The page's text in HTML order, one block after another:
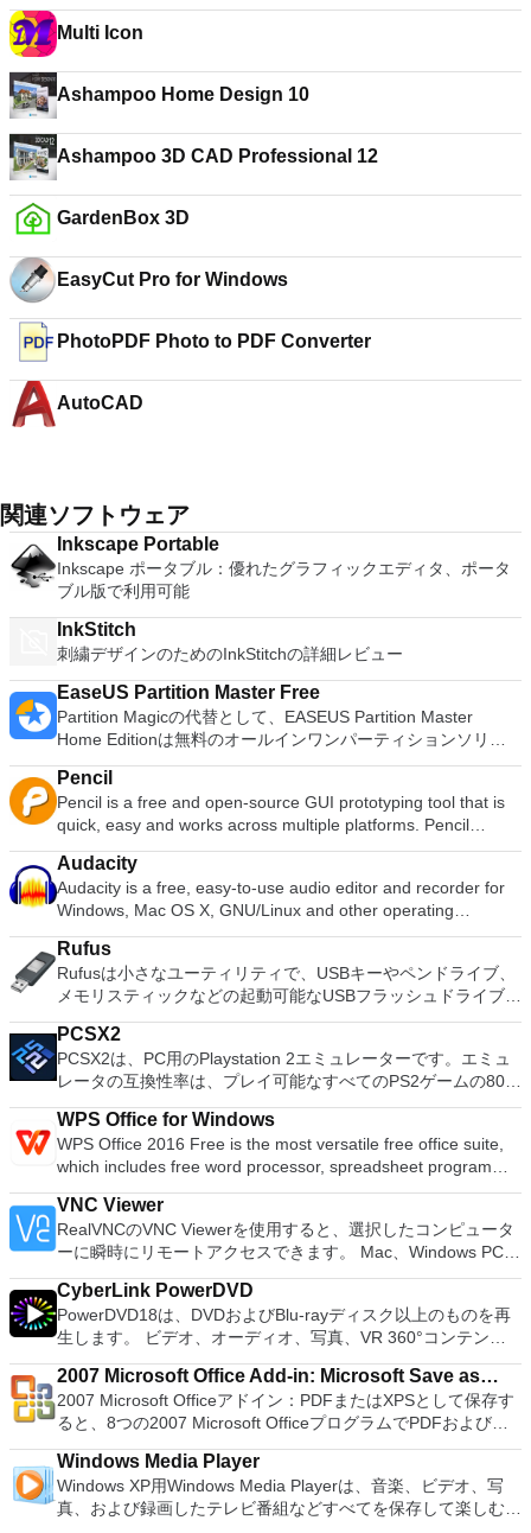
Multi Icon
Ashampoo Home Design 10
Ashampoo 3D CAD Professional 12
GardenBox 3D
EasyCut Pro for Windows
PhotoPDF Photo to PDF Converter
AutoCAD
関連ソフトウェア
Inkscape Portable
Inkscape ポータブル：優れたグラフィックエディタ、ポータ
ブル版で利用可能
InkStitch
刺繍デザインのためのInkStitchの詳細レビュー
EaseUS Partition Master Free
Partition Magicの代替として、EASEUS Partition Master
Home Editionは無料のオールインワンパーティションソリュ
ーションおよびディスク管理ユーティリティです。パーティシ
ョンの拡張（特にシステムドライブ用）、ディスク領域の管
理、MBRおよびGUIDパーティションテーブル（GPT）ディス
クのディスク領域不足の問題の解決を可能にします。 パーテ
ィションのサイズ変更/移動システムドライブを拡張するディ
スクとパーティションをコピーパーティションをマージ分割パ
ーティション空き領域を再分配するダイナミックディスクの変
換パーティションを回復する
Pencil
Pencil is a free and open-source GUI prototyping tool that is
quick, easy and works across multiple platforms. Pencil
provides various built-in shapes collection for drawing
different types of user interface ranging from desktop to
mobile platforms. Starting from 2.0.2, Pencil is shipped with
Android and iOS UI stencils pre-installed. This makes it even
easier to start protyping apps with a simple installation. The
list of built-in collections also includes general-purpose
shapes, flowchart elements, desktop/web UI shapes, Android
and iOS GUI shapes. There are also many other collections
created by the community which are freely available on the
Internet. Pencil also supports any exports formats including
PNG and HTML. When exporting to HTML you can even
define links and behaviours, allowing you to 'walk' clients
through the UI mockup with buttons which actually work! This
makes it much easier to model to flow of a user interface.
Pencil also supports exporting documents into popular
Inkscape SVG and Adobe PDF.
Audacity
Audacity is a free, easy-to-use audio editor and recorder for
Windows, Mac OS X, GNU/Linux and other operating
systems. You can use Audacity to: Record live audio. Convert
tapes and records into digital recordings or CDs. Edit Ogg
Vorbis, MP3, WAV or AIFF sound files. Cut, copy, splice or mix
sounds together. Change the speed or pitch of a recording.
Add new effects with LADSPA plug-ins. And more!
Rufus
Rufusは小さなユーティリティで、USBキーやペンドライブ、
メモリスティックなどの起動可能なUSBフラッシュドライブを
フォーマットおよび作成できます。 Rufusは、次のシナリオで
役立ちます。 Windows、Linux、およびUEFI用の起動可能な
ISOからUSBインストールメディアを作成する必要がある場
合。 OSがインストールされていないシステムで作業する必要
がある場合。 BIOSまたはその他のファームウェアをDOSから
フラッシュする必要がある場合。 低レベルのユーティリティ
を実行する必要がある場合。 Rufusは次の* ISOで動作しま
す：Arch Linux、Archbang、BartPE / pebuilder、CentOS、
Damn Small Linux、Fedora、FreeDOS、Gentoo、
gNewSense、Hiren&#39;s Boot CD、LiveXP、Knoppix、
Kubuntu、Linux Mint、NT Password Registry Editor、
OpenSUSE、Parted Magic、Slackware、Tails、Trinity
Rescue Kit、Ubuntu、Ultimate Boot CD、Windows XP（SP2
以降）、Windows Server 2003 R2、Windows Vista、
Windows 7、Windows 8。 *このリストは完全ではありませ
ア語、マレーシア語、セシュティナ、ダンスク、ドイツ語、英
語、スペイン語、フランス語、フルバツキー、イタリア語、ラ
トヴィエシュ、リエトゥビウ、マジャール、オランダ、ノルス
ク、ポルスキ、ポルトガル、ポルトガル、スロヴェンスキー、
スロベンツキー、スロヴェンスキーSrpski、Suomi、
Svenska、Türkçe。
PCSX2
PCSX2は、PC用のPlaystation 2エミュレーターです。エミュ
レータの互換性率は、プレイ可能なすべてのPS2ゲームの80％
以上を誇っています。かなり強力なコンピューターを所有して
いる場合、PCSX2は優れたエミュレーターです。また、この
アプリケーションはローエンドコンピューターのサポートも提
供するため、Playstation 2コンソールのすべての所有者は、
PCで動作するゲームを見ることができます。 PCSX2エミュレ
ーターを使用すると、PS2コントローラーを使用して、本物の
プレイステーション体験をシミュレートできます。このアプリ
ケーションでは、ディスクからゲームを直接実行することも、
ハードドライブからISOイメージとして実行することもできま
す。 主な機能は次のとおりです。 Savestates：ボタンを1つ
押すだけで、ゲームの現在の「状態」を保存できます。 無制
限のメモリーカード：好きなだけメモリーカードを保存でき、
8MBから64MBまでの単一の物理カードに制限されなくなりま
した。 高解像度グラフィックス：PCSX2を使用すると、
1080pまたは4K HDでゲームをプレイできます。 全体とし
ゲームを高い精度でエミュレートでき、Windowsとエミュレ
ーターを切り替えることができます。欠点は、高速ゲームに苦
労し、時々フリーズまたはクラッシュすることです。* PCSX2
WPS Office for Windows
WPS Office 2016 Free is the most versatile free office suite,
which includes free word processor, spreadsheet program
and presentation maker. With these three programs you will
easily be able to deal with any office related tasks. WPS
Office 2016 Free has multiple language support for English,
French, German, Spanish, Portuguese,Russian and Polish
languages. To switch between languages requires only a
single click! Despite being a free suite, WPS Office comes
with many innovative features, such as the paragraph
adjustment tool and multiple tabbed feature. It also has a PDF
converter, spell check and word count feature. WPS Office
2016 Personal Edition supports switching language UI,File
Roaming and Docer online templates. Key features include:
Writer Efficient word processor. Presentation Multimedia
presentations creator. Spreadsheets Powerful tool for data
processing and analysis. 100% compatible with MS Office
document file types (.docx, .pptx, .xlsx, etc.). Thousands of
VNC Viewer
RealVNCのVNC Viewerを使用すると、選択したコンピュータ
ーに瞬時にリモートアクセスできます。 Mac、Windows PC、
またはLinuxマシン、世界中のどこからでも。 VNC Viewerを
使用すると、コンピューターのデスクトップを表示したり、コ
ンピューターの前に直接座っているかのようにマウスとキーボ
ードを制御したりできます。 VNC Viewerは、インストールと
使用が簡単です。制御したいデバイスでインストーラーを実行
し、指示に従ってください。オプションで、Windowsでのリ
モート展開に使用可能なMSIがあります。デスクトッププラッ
トフォームにVNC Viewerをインストールする権限がない場合
は、スタンドアロンオプションを選択する必要があります。
主な機能は次のとおりです。 クラウドサービスを介してVNC
Connectを実行しているコンピューターに接続します。 Apple
Screen Sharing（ARD）などのサードパーティ製のVNC互換
CyberLink PowerDVD
PowerDVD18は、DVDおよびBlu-rayディスク以上のものを再
生します。 ビデオ、オーディオ、写真、VR 360°コンテン
ツ、さらにはYouTubeやVimeoにとっても、PowerDVD18は重
要なエンターテイメントの仲間です。 Ultra HD HDR TVとサ
ラウンドサウンドシステムの可能性を解き放ち、360°ビデオ
の増え続けるコレクションへのアクセスで仮想世界に没頭する
か、PCまたはラップトップでの比類のない再生サポートと独
自の強化により、どこにいても簡単にリラックスできます。
新機能は次のとおりです。 4K DHR向けに最適化 Ultra HD
Blu-ray、4K、HEVC / H.265およびHDR10コンテンツをサポー
2007 Microsoft Office Add-in: Microsoft Save as
PDF or XPS
2007 Microsoft Officeアドイン：PDFまたはXPSとして保存す
ると、8つの2007 Microsoft OfficeプログラムでPDFおよび
XPS形式にエクスポートして保存できます。このツールを使用
すると、これらのプログラムのサブセットでPDF形式および
XPS形式の電子メール添付ファイルとして送信することもでき
ます（特定の機能はプログラムによって異なります）。 この
Windows Media Player
Windows XP用Windows Media Playerは、音楽、ビデオ、写
真、および録画したテレビ番組などすべてを保存して楽しむ最